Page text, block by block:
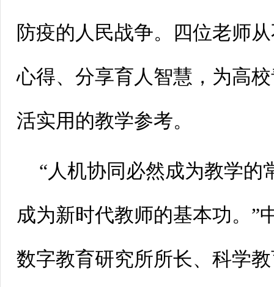
防疫的人民战争。四位老师
心得、分享育人智慧，为高
活实用的教学参考。
“人机协同必然成为教学的
成为新时代教师的基本功。”
数字教育研究所所长、科学